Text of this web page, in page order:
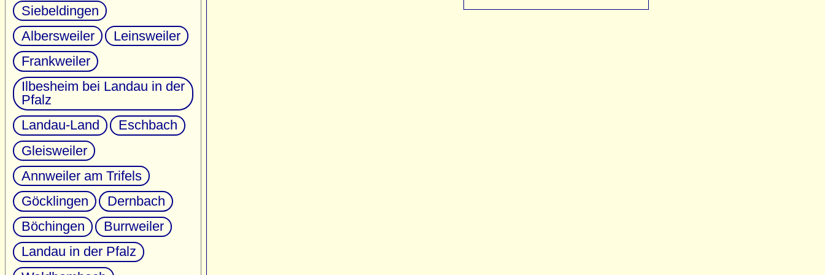
Siebeldingen
Albersweiler
Leinsweiler
Frankweiler
Ilbesheim bei Landau in der
Pfalz
Landau-Land
Eschbach
Gleisweiler
Annweiler am Trifels
Göcklingen
Dernbach
Böchingen
Burrweiler
Landau in der Pfalz